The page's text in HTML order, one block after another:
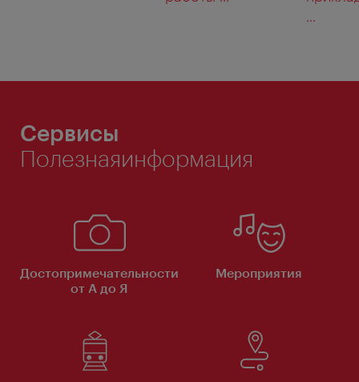
...
Сервисы
Полезнаяинформация
Достопримечательности
от А до Я
Мероприятия